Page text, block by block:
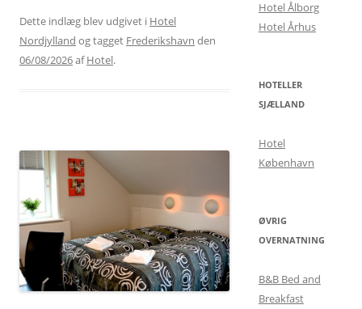
Dette indlæg blev udgivet i Hotel
Nordjylland og tagget Frederikshavn den
06/08/2026afHotel.
Hotel Ålborg
Hotel Århus
HOTELLER
SJÆLLAND
Hotel
København
ØVRIG
OVERNATNING
B&B Bed and
Breakfast